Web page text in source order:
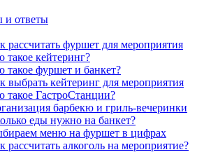
и ответы
рассчитать фуршет для мероприятия
такое кейтеринг?
такое фуршет и банкет?
выбрать кейтеринг для мероприятия
такое ГастроСтанции?
барбекю и гриль-вечеринки
еды нужно на банкет?
меню на фуршет в цифрах
рассчитать алкоголь на мероприятие?